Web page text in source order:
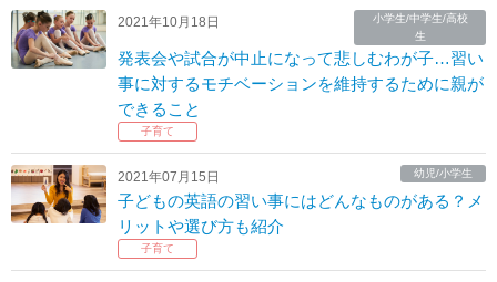
2021年10月18日
小学生/中学生/高校
生
発表会や試合が中止になって悲しむわが子…習い
事に対するモチベーションを維持するために親が
できること
子育て
2021年07月15日 幼児/小学生
子どもの英語の習い事にはどんなものがある？メ
リットや選び方も紹介
子育て